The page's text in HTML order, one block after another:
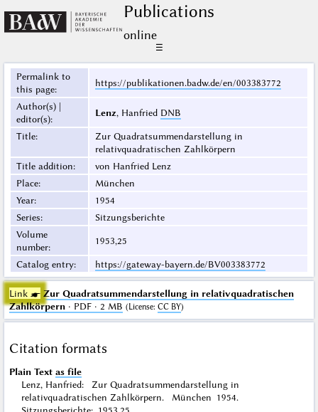
Publications
online
☰
Permalink to
this page:
https://publikationen.badw.de/en/003383772
Author(s) |
editor(s):
Lenz, Hanfried DNB
Title:
Zur Quadratsummendarstellung in
relativquadratischen Zahlkörpern
Title addition:
von Hanfried Lenz
Place:
München
Year:
1954
Series:
Sitzungsberichte
Volume
number:
1953,25
Catalog entry: https://gateway-bayern.de/BV003383772
Link ☛ Zur Quadratsummendarstellung in relativquadratischen
Zahlkörpern· PDF · 2 MB (License: CC BY)
Citation formats
Plain Text as file
Lenz, Hanfried: Zur Quadratsummendarstellung in
relativquadratischen Zahlkörpern. München 1954.
Sitzungsberichte: 1953,25.